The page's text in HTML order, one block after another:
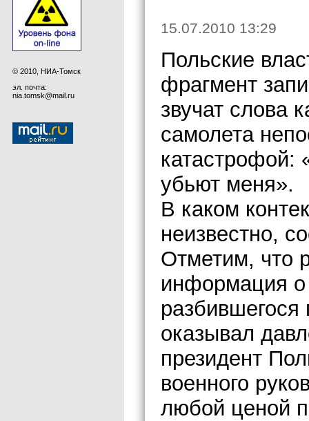
© 2010, НИА-Томск
эл. почта:
nia.tomsk@mail.ru
15.07.2010 13:29
Польские
фрагмент
звучат слова
самолета
катастрофой:
убьют меня».
В каком
неизвестно,
Отметим, что
информация о
оказывал
президент
военного
любой ценой